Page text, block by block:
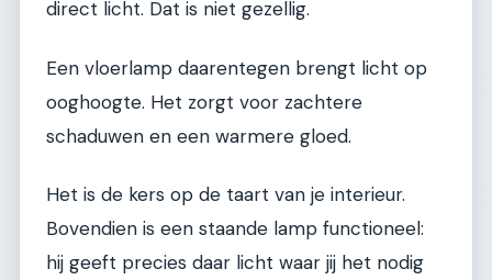
direct licht. Dat is niet gezellig.
Een vloerlamp daarentegen brengt licht op
ooghoogte. Het zorgt voor zachtere
schaduwen en een warmere gloed.
Het is de kers op de taart van je interieur.
Bovendien is een staande lamp functioneel:
hij geeft precies daar licht waar jij het nodig